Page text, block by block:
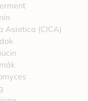
Asiatica (CICA)